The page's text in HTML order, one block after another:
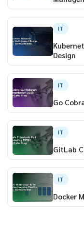
IT
Design
IT
Go
IT
GitLab
IT
Docker